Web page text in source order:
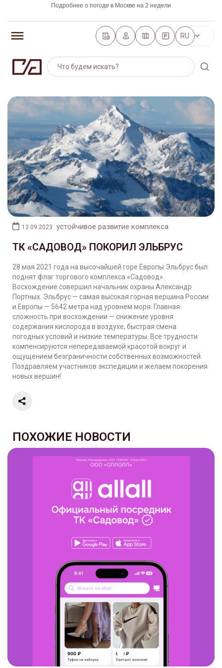
Подробнее о погоде в Москве на 2 недели
RU
13.09.2023 устойчивое развитие комплекса
ТК «САДОВОД» ПОКОРИЛ ЭЛЬБРУС
28 мая 2021 года на высочайшей горе Европы Эльбрус был
поднят флаг торгового комплекса «Садовод».
Восхождение совершил начальник охраны Александр
Портных. Эльбрус — самая высокая горная вершина России
и Европы — 5642 метра над уровнем моря. Главная
сложность при восхождении — снижение уровня
содержания кислорода в воздухе, быстрая смена
погодных условий и низкие температуры. Все трудности
компенсируются непередаваемой красотой вокруг и
ощущением безграничности собственных возможностей.
Поздравляем участников экспедиции и желаем покорения
новых вершин!
ПОХОЖИЕ НОВОСТИ